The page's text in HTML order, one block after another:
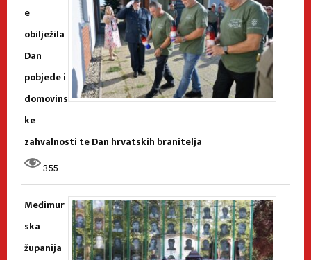
e
obilježila
Dan
pobjede i
domovins
ke
zahvalnosti te Dan hrvatskih branitelja
355
Međimur
ska
županija